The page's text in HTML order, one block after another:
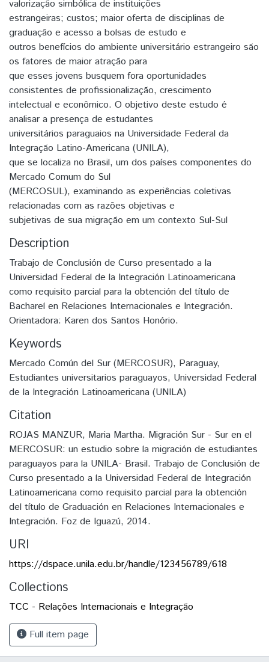
valorização simbólica de instituições
estrangeiras; custos; maior oferta de disciplinas de
graduação e acesso a bolsas de estudo e
outros benefícios do ambiente universitário estrangeiro são
os fatores de maior atração para
que esses jovens busquem fora oportunidades
consistentes de profissionalização, crescimento
intelectual e econômico. O objetivo deste estudo é
analisar a presença de estudantes
universitários paraguaios na Universidade Federal da
Integração Latino-Americana (UNILA),
que se localiza no Brasil, um dos países componentes do
Mercado Comum do Sul
(MERCOSUL), examinando as experiências coletivas
relacionadas com as razões objetivas e
subjetivas de sua migração em um contexto Sul-Sul
Description
Trabajo de Conclusión de Curso presentado a la
Universidad Federal de la Integración Latinoamericana
como requisito parcial para la obtención del título de
Bacharel en Relaciones Internacionales e Integración.
Orientadora: Karen dos Santos Honório.
Keywords
Mercado Común del Sur (MERCOSUR), Paraguay,
Estudiantes universitarios paraguayos, Universidad Federal
de la Integración Latinoamericana (UNILA)
Citation
ROJAS MANZUR, Maria Martha. Migración Sur - Sur en el
MERCOSUR: un estudio sobre la migración de estudiantes
paraguayos para la UNILA- Brasil. Trabajo de Conclusión de
Curso presentado a la Universidad Federal de Integración
Latinoamericana como requisito parcial para la obtención
del título de Graduación en Relaciones Internacionales e
Integración. Foz de Iguazú, 2014.
URI
https://dspace.unila.edu.br/handle/123456789/618
Collections
TCC - Relações Internacionais e Integração
Full item page